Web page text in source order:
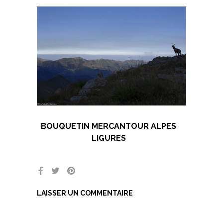
BOUQUETIN MERCANTOUR ALPES
LIGURES
LAISSER UN COMMENTAIRE